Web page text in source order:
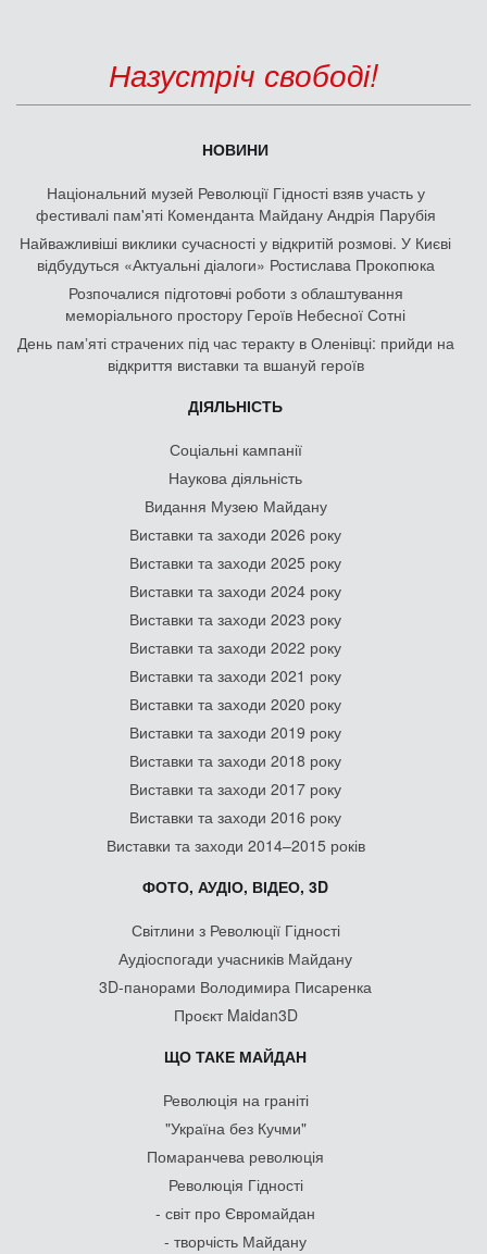
Назустріч свободі!
НОВИНИ
Національний музей Революції Гідності взяв участь у
фестивалі пам'яті Коменданта Майдану Андрія Парубія
Найважливіші виклики сучасності у відкритій розмові. У Києві
відбудуться «Актуальні діалоги» Ростислава Прокопюка
Розпочалися підготовчі роботи з облаштування
меморіального простору Героїв Небесної Сотні
День памʼяті страчених під час теракту в Оленівці: прийди на
відкриття виставки та вшануй героїв
ДІЯЛЬНІСТЬ
Соціальні кампанії
Наукова діяльність
Видання Музею Майдану
Виставки та заходи 2026 року
Виставки та заходи 2025 року
Виставки та заходи 2024 року
Виставки та заходи 2023 року
Виставки та заходи 2022 року
Виставки та заходи 2021 року
Виставки та заходи 2020 року
Виставки та заходи 2019 року
Виставки та заходи 2018 року
Виставки та заходи 2017 року
Виставки та заходи 2016 року
Виставки та заходи 2014–2015 років
ФОТО, АУДІО, ВІДЕО, 3D
Світлини з Революції Гідності
Аудіоспогади учасників Майдану
3D-панорами Володимира Писаренка
Проєкт Maidan3D
ЩО ТАКЕ МАЙДАН
Революція на граніті
"Україна без Кучми"
Помаранчева революція
Революція Гідності
- світ про Євромайдан
- творчість Майдану